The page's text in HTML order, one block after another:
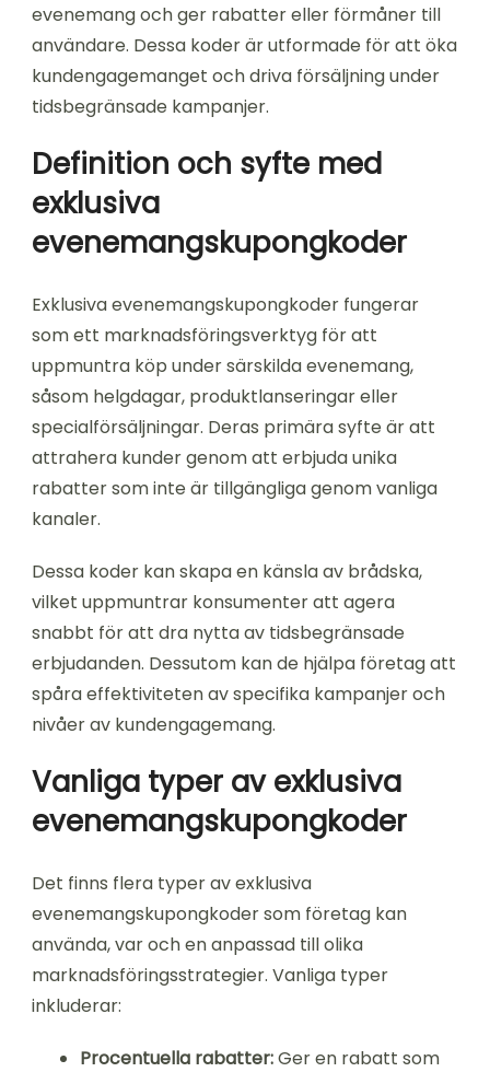
evenemang och ger rabatter eller förmåner till
användare. Dessa koder är utformade för att öka
kundengagemanget och driva försäljning under
tidsbegränsade kampanjer.
Definition och syfte med
exklusiva
evenemangskupongkoder
Exklusiva evenemangskupongkoder fungerar
som ett marknadsföringsverktyg för att
uppmuntra köp under särskilda evenemang,
såsom helgdagar, produktlanseringar eller
specialförsäljningar. Deras primära syfte är att
attrahera kunder genom att erbjuda unika
rabatter som inte är tillgängliga genom vanliga
kanaler.
Dessa koder kan skapa en känsla av brådska,
vilket uppmuntrar konsumenter att agera
snabbt för att dra nytta av tidsbegränsade
erbjudanden. Dessutom kan de hjälpa företag att
spåra effektiviteten av specifika kampanjer och
nivåer av kundengagemang.
Vanliga typer av exklusiva
evenemangskupongkoder
Det finns flera typer av exklusiva
evenemangskupongkoder som företag kan
använda, var och en anpassad till olika
marknadsföringsstrategier. Vanliga typer
inkluderar:
Procentuella rabatter:Ger en rabatt som